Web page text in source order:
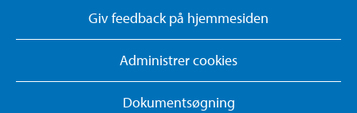
Giv feedback på hjemmesiden
Administrer cookies
Dokumentsøgning